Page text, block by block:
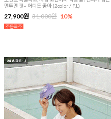
맨투맨 핏~ 어디든 좋아 (2color / F,L)
27,900원 31,000원 10%